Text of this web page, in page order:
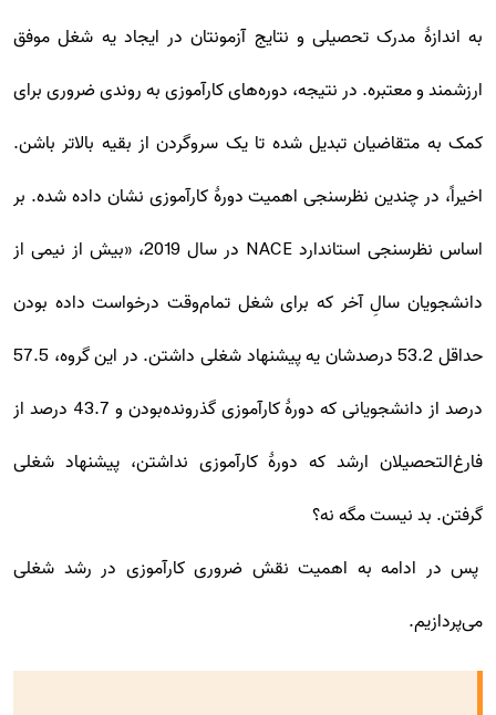
به اندازۀ مدرک تحصیلی و نتایج آزمونتان در ایجاد یه شغل موفق
ارزشمند و معتبره. در نتیجه، دوره‌های کارآموزی به روندی ضروری برای
کمک به متقاضیان تبدیل شده تا یک سروگردن از بقیه بالاتر باشن.
اخیراً، در چندین نظرسنجی اهمیت دورۀ کارآموزی نشان داده شده. بر
اساس نظرسنجی استاندارد NACE در سال 2019، «بیش از نیمی از
دانشجویان سالِ آخر که برای شغل تمام‌وقت درخواست داده بودن
حداقل 53.2 درصدشان یه پیشنهاد شغلی داشتن. در این گروه، 57.5
درصد از دانشجویانی که دورۀ کارآموزی گذرونده‌بودن و 43.7 درصد از
فارغ‌التحصیلان ارشد که دورۀ کارآموزی نداشتن، پیشنهاد شغلی
گرفتن. بد نیست مگه نه؟
پس در ادامه به اهمیت نقش ضروری کارآموزی در رشد شغلی
می‌پردازیم.